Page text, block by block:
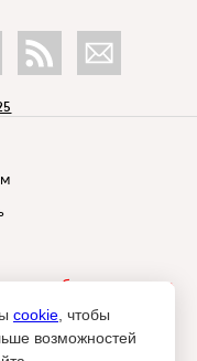
проектбрендингового
только при
cookie , чтобы
возможностей